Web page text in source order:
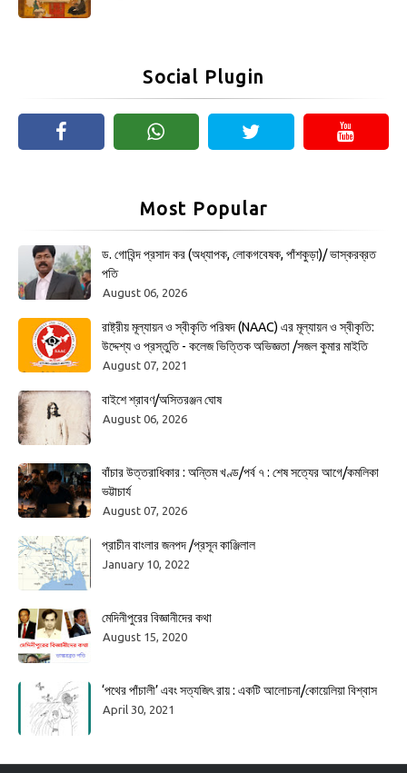
Social Plugin
Most Popular
ড. গোবিন্দ প্রসাদ কর (অধ্যাপক, লোকগবেষক, পাঁশকুড়া)/ ভাস্করব্রত
পতি
August 06, 2026
রাষ্ট্রীয় মূল্যায়ন ও স্বীকৃতি পরিষদ (NAAC) এর মূল্যায়ন ও স্বীকৃতি:
উদ্দেশ্য ও প্রস্তুতি - কলেজ ভিত্তিক অভিজ্ঞতা /সজল কুমার মাইতি
August 07, 2021
বাইশে শ্রাবণ/অসিতরঞ্জন ঘোষ
August 06, 2026
বাঁচার উত্তরাধিকার : অন্তিম খণ্ড/পর্ব ৭ : শেষ সত্যের আগে/কমলিকা
ভট্টাচার্য
August 07, 2026
প্রাচীন বাংলার জনপদ /প্রসূন কাঞ্জিলাল
January 10, 2022
মেদিনীপুরের বিজ্ঞানীদের কথা
August 15, 2020
‘পথের পাঁচালী’ এবং সত্যজিৎ রায় : একটি আলোচনা/কোয়েলিয়া বিশ্বাস
April 30, 2021